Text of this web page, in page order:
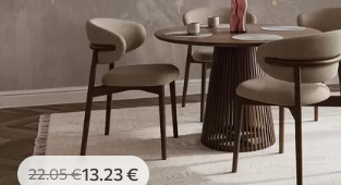
22.05€13 .23€